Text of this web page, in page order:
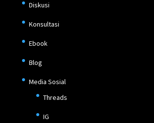
Diskusi
Konsultasi
Ebook
Blog
Media Sosial
Threads
IG